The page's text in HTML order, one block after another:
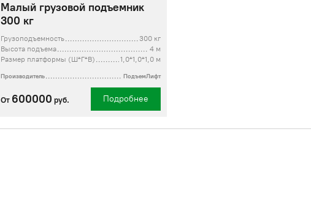
Малый грузовой подъемник
300 кг
Грузоподъемность
300 кг
Высота подъема
4 м
Размер платформы (Ш*Г*В)
1,0*1,0*1,0 м
Производитель ПодъемЛифт
От 600000 руб. Подробнее